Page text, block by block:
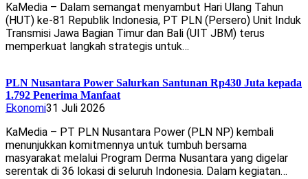
KaMedia – Dalam semangat menyambut Hari Ulang Tahun
(HUT) ke-81 Republik Indonesia, PT PLN (Persero) Unit Induk
Transmisi Jawa Bagian Timur dan Bali (UIT JBM) terus
memperkuat langkah strategis untuk…
PLN Nusantara Power Salurkan Santunan Rp430 Juta kepada
1.792 Penerima Manfaat
Ekonomi31 Juli 2026
KaMedia – PT PLN Nusantara Power (PLN NP) kembali
menunjukkan komitmennya untuk tumbuh bersama
masyarakat melalui Program Derma Nusantara yang digelar
serentak di 36 lokasi di seluruh Indonesia. Dalam kegiatan…